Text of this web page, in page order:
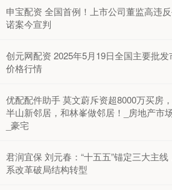
申宝配资 全国首例！上市公司董监高违
诺案今宣判
创元网配资 2025年5月19日全国主要批
价格行情
优配配件助手 莫文蔚斥资超8000万买房
半山新邻居，和林峯做邻居！_房地产市
_豪宅
君润宜保 刘元春：“十五五”锚定三大主
系改革破局结构转型